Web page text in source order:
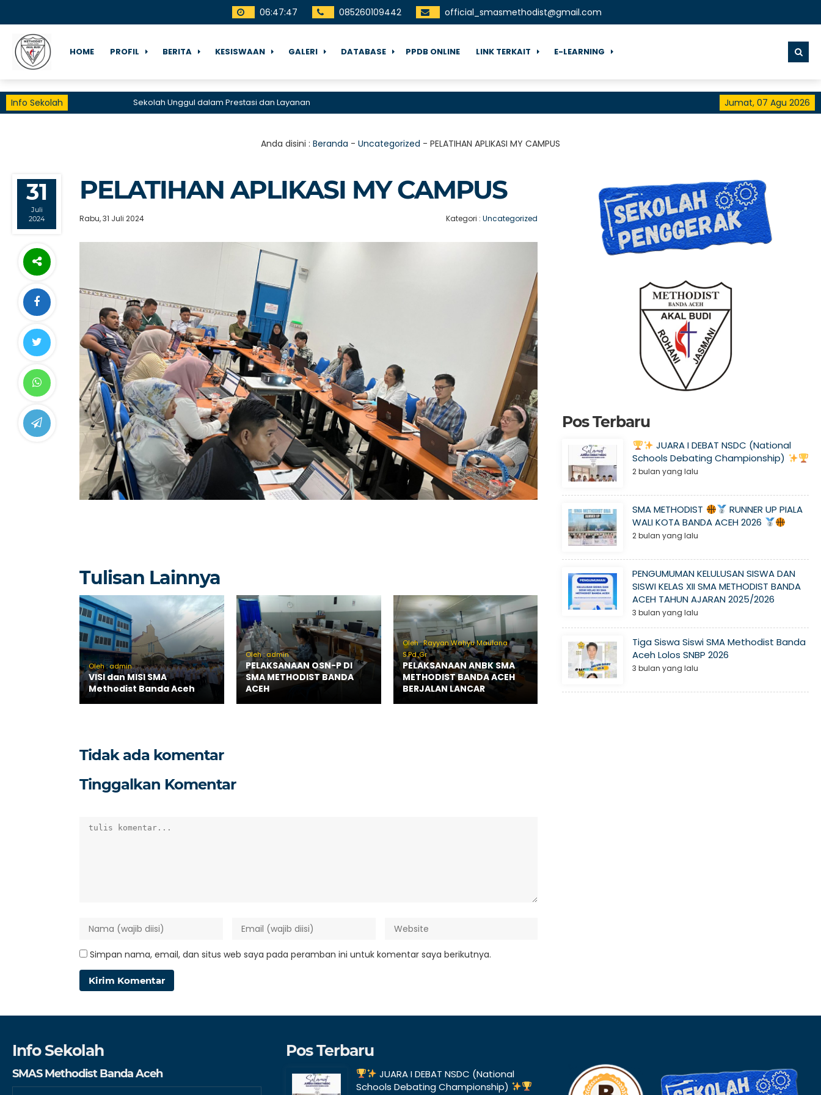
06:47:47 085260109442 official_smasmethodist@gmail.com
HOME PROFIL BERITA KESISWAAN GALERI DATABASE PPDB ONLINE LINK TERKAIT E-LEARNING
Info Sekolah Jumat, 07 Agu 2026
Sekolah Unggul dalam Prestasi dan Layanan
Anda disini : Beranda - Uncategorized - PELATIHAN APLIKASI MY CAMPUS
31
Juli
2024
PELATIHAN APLIKASI MY CAMPUS
Rabu, 31 Juli 2024 Kategori :Uncategorized
Tulisan Lainnya
Oleh : admin
VISI dan MISI SMA
Methodist Banda Aceh
Oleh : admin
PELAKSANAAN OSN-P DI
SMA METHODIST BANDA
ACEH
Oleh : Rayyan Wahyu Maulana
S.Pd.,Gr
PELAKSANAAN ANBK SMA
METHODIST BANDA ACEH
BERJALAN LANCAR
Tidak ada komentar
Tinggalkan Komentar
Simpan nama, email, dan situs web saya pada peramban ini untuk komentar saya berikutnya.
Pos Terbaru
JUARA I DEBAT NSDC (National
Schools Debating Championship)
2 bulan yang lalu
SMA METHODIST
RUNNER UP PIALA
WALI KOTA BANDA ACEH 2026
2 bulan yang lalu
PENGUMUMAN KELULUSAN SISWA DAN
SISWI KELAS XII SMA METHODIST BANDA
ACEH TAHUN AJARAN 2025/2026
3 bulan yang lalu
Tiga Siswa Siswi SMA Methodist Banda
Aceh Lolos SNBP 2026
3 bulan yang lalu
Info Sekolah
SMAS Methodist Banda Aceh
Pos Terbaru
JUARA I DEBAT NSDC (National
Schools Debating Championship)